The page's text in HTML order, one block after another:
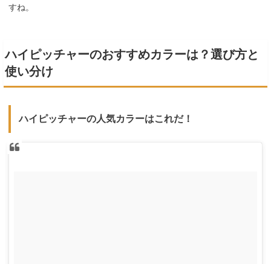
すね。
ハイピッチャーのおすすめカラーは？選び方と
使い分け
ハイピッチャーの人気カラーはこれだ！